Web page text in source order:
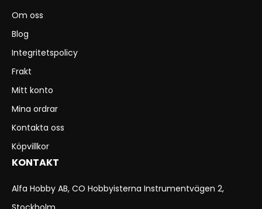
Om oss
Blog
Integritetspolicy
Frakt
Mitt konto
Mina ordrar
Kontakta oss
Köpvillkor
KONTAKT
Alfa Hobby AB, CO Hobbyisterna Instrumentvägen 2,